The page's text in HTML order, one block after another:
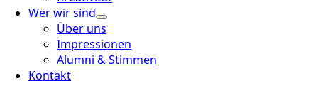
Wer wir sind
Über uns
Impressionen
Alumni & Stimmen
Kontakt